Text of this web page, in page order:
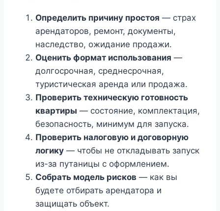
Определить причину простоя — страх
арендаторов, ремонт, документы,
наследство, ожидание продажи.
Оценить формат использования —
долгосрочная, среднесрочная,
туристическая аренда или продажа.
Проверить техническую готовность
квартиры — состояние, комплектация,
безопасность, минимум для запуска.
Проверить налоговую и договорную
логику — чтобы не откладывать запуск
из-за путаницы с оформлением.
Собрать модель рисков — как вы
будете отбирать арендатора и
защищать объект.